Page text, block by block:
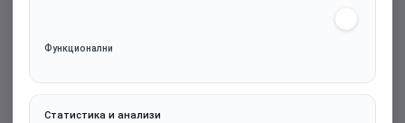
Функционални
Статистика и анализи